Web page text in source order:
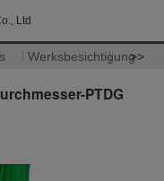
Ltd
Werksbesichtigung>>
PTDG